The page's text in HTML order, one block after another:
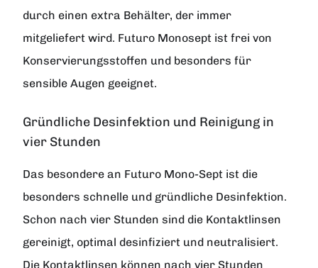
durch einen extra Behälter, der immer
mitgeliefert wird. Futuro Monosept ist frei von
Konservierungsstoffen und besonders für
sensible Augen geeignet.
Gründliche Desinfektion und Reinigung in
vier Stunden
Das besondere an Futuro Mono-Sept ist die
besonders schnelle und gründliche Desinfektion.
Schon nach vier Stunden sind die Kontaktlinsen
gereinigt, optimal desinfiziert und neutralisiert.
Die Kontaktlinsen können nach vier Stunden